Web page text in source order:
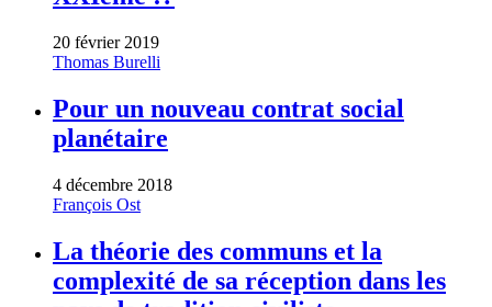
20 février 2019
Thomas Burelli
Pour un nouveau contrat social
planétaire
4 décembre 2018
François Ost
La théorie des communs et la
complexité de sa réception dans les